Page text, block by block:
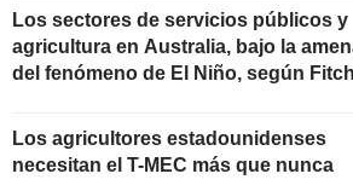
Los sectores de servicios públicos y
agricultura en Australia, bajo la
del fenómeno de El Niño, según Fitch
Los agricultores estadounidenses
necesitan el T-MEC más que nunca